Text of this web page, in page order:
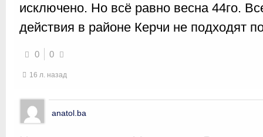
исключено. Но всё равно весна 44го.
действия в районе Керчи не подходят
0 0
16 л. назад
anatol.ba